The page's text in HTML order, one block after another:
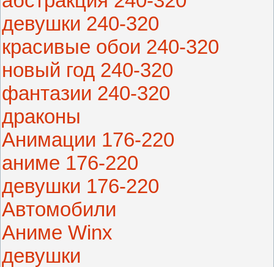
девушки 240-320
красивые обои 240-320
новый год 240-320
фантазии 240-320
драконы
Анимации 176-220
аниме 176-220
девушки 176-220
Автомобили
Аниме Winx
девушки